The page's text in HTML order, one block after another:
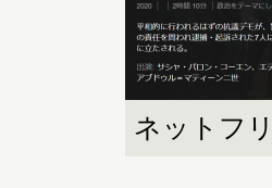
ネットフ